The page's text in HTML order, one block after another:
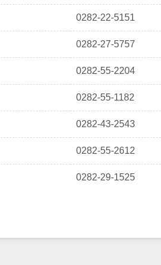
0282-22-5151
0282-27-5757
0282-55-2204
0282-55-1182
0282-43-2543
0282-55-2612
0282-29-1525